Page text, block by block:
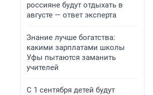
россияне будут отдыхать в
августе — ответ эксперта
Знание лучше богатства:
какими зарплатами школы
Уфы пытаются заманить
учителей
С 1 сентября детей будут